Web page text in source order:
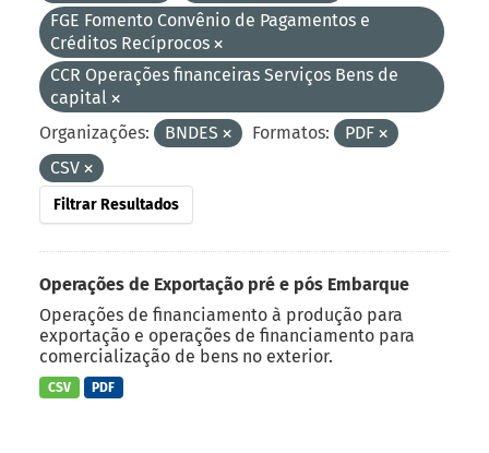
FGE Fomento Convênio de Pagamentos e
Créditos Recíprocos
CCR Operações financeiras Serviços Bens de
capital
Organizações:
BNDES Formatos:
PDF
CSV
Filtrar Resultados
Operações de Exportação pré e pós Embarque
Operações de financiamento à produção para
exportação e operações de financiamento para
comercialização de bens no exterior.
CSV PDF